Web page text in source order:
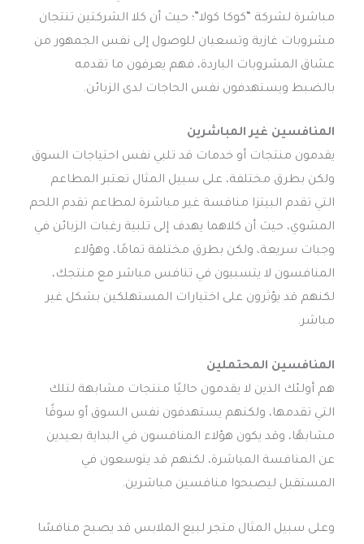
مباشرة لشركة “كوكا كولا”؛ حيث أن كلا الشركتين تنتجان
مشروبات غازية وتسعيان للوصول إلى نفس الجمهور من
عشاق المشروبات الباردة، فهم يعرفون ما تقدمه
بالضبط ويستهدفون نفس الحاجات لدى الزبائن.
المنافسين غير المباشرين
يقدمون منتجات أو خدمات قد تلبي نفس احتياجات السوق
ولكن بطرق مختلفة، على سبيل المثال تعتبر المطاعم
التي تقدم البيتزا منافسة غير مباشرة لمطاعم تقدم اللحم
المشوي، حيث أن كلاهما يهدف إلى تلبية رغبات الزبائن في
وجبات سريعة، ولكن بطرق مختلفة تمامًا، وهؤلاء
المنافسون لا يتسببون في تنافس مباشر مع منتجك،
لكنهم قد يؤثرون على اختيارات المستهلكين بشكل غير
مباشر.
المنافسين المحتملين
هم أولئك الذين لا يقدمون حاليًا منتجات مشابهة لتلك
التي تقدمها، ولكنهم يستهدفون نفس السوق أو سوقًا
مشابهًا، وقد يكون هؤلاء المنافسون في البداية بعيدين
عن المنافسة المباشرة، لكنهم قد يتوسعون في
المستقبل ليصبحوا منافسين مباشرين.
وعلى سبيل المثال متجر لبيع الملابس قد يصبح منافسًا